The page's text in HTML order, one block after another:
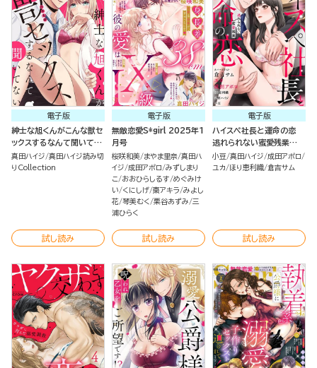
電子版
紳士な旭くんがこんな獣セ
ックスするなんて聞いてな
い（単話版）
真田ハイジ 真田ハイジ読み切
りCollection
試し読み
電子版
無敵恋愛S*girl 2025年1
月号
桜咲和美 まやま里奈 真田ハ
イジ 成田アポロ みずしまり
こ
おおひらしるす めぐみけ
い
くにしげ 棗アキラ みよし
花 琴美むく 栗谷あずみ 三
浦ひらく
試し読み
電子版
ハイスペ社長と運命の恋
逃れられない蜜愛残業
（3）
小豆 真田ハイジ 成田アポロ
ユカ
ほり恵利織 倉吉サム
試し読み